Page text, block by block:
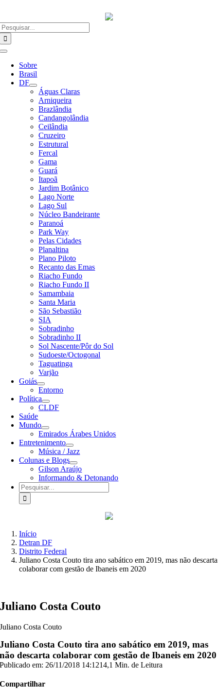
o
conteúdo
Alternar
Navegação
Sobre
Brasil
DF
Águas Claras
Arniqueira
Brazlândia
Candangolândia
Ceilândia
Cruzeiro
Estrutural
Fercal
Gama
Guará
Itapoã
Jardim Botânico
Lago Norte
Lago Sul
Núcleo Bandeirante
Paranoá
Park Way
Pelas Cidades
Planaltina
Plano Piloto
Recanto das Emas
Riacho Fundo
Riacho Fundo II
Samambaia
Santa Maria
São Sebastião
SIA
Sobradinho
Sobradinho II
Sol Nascente/Pôr do Sol
Sudoeste/Octogonal
Taguatinga
Varjão
Goiás
Entorno
Política
CLDF
Saúde
Mundo
Emirados Árabes Unidos
Entretenimento
Música / Jazz
Colunas e Blogs
Gilson Araújo
Informando & Detonando
Buscar
resultados
para:
Início
Detran DF
Distrito Federal
Juliano Costa Couto tira ano sabático em 2019, mas não descarta
colaborar com gestão de Ibaneis em 2020
Juliano Costa Couto
Juliano Costa Couto
Juliano Costa Couto tira ano sabático em 2019, mas
não descarta colaborar com gestão de Ibaneis em 2020
Publicado em: 26/11/2018 14:1214,1 Min. de Leitura
Compartilhar